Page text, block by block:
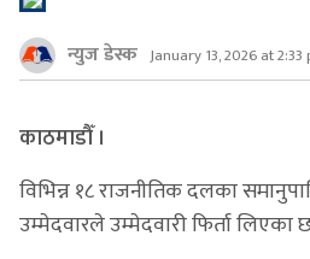
न्युज डेस्क January 13, 2026 at 2:33
काठमाडौँ ।
विभिन्न १८ राजनीतिक दलका
उम्मेदवारले उम्मेदवारी फिर्ता लिएका